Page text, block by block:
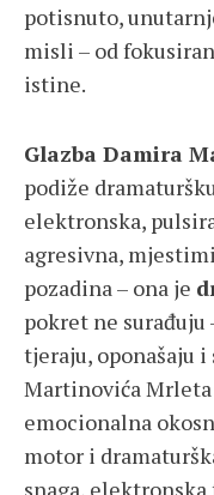
potisnuto,
misli – od
istine.
Glazba Damira
podiže
elektronska,
agresivna,
pozadina – ona je
pokret ne surađuju
tjeraju, oponašaju i
Martinovića
emocionalna
motor i
snaga,